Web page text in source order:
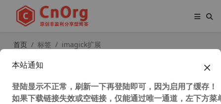
首页 标签 imagick扩展
Windows下安装php的 imagick扩展
本站通知
登陆显示不正常，刷新一下再登陆即可，因为启用了缓存！
如果下载链接失效或空链接，仅能通过唯一通道，左下方菜